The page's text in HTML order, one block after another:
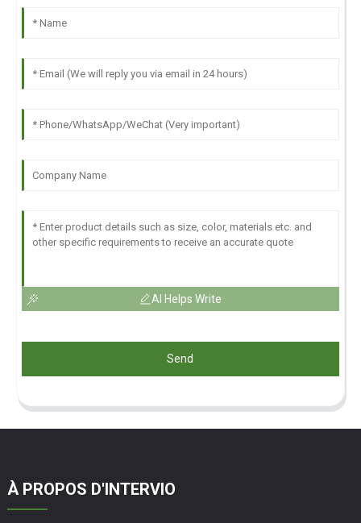
AI Helps Write
Send
À PROPOS D'INTERVIO